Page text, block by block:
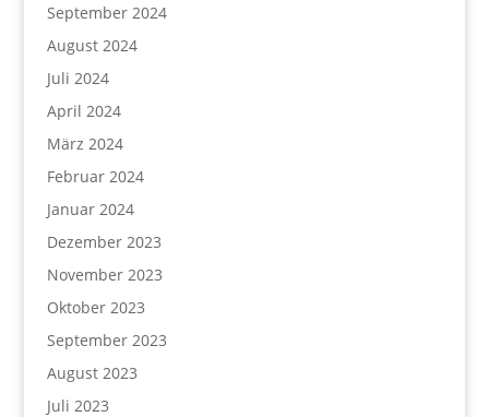
September 2024
August 2024
Juli 2024
April 2024
März 2024
Februar 2024
Januar 2024
Dezember 2023
November 2023
Oktober 2023
September 2023
August 2023
Juli 2023